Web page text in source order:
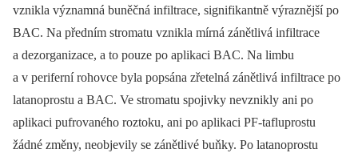
vznikla významná buněčná infiltrace, signifikantně výraznější po
BAC. Na předním stromatu vznikla mírná zánětlivá infiltrace
a dezorganizace, a to pouze po aplikaci BAC. Na limbu
a v periferní rohovce byla popsána zřetelná zánětlivá infiltrace po
latanoprostu a BAC. Ve stromatu spojivky nevznikly ani po
aplikaci pufrovaného roztoku, ani po aplikaci PF-tafluprostu
žádné změny, neobjevily se zánětlivé buňky. Po latanoprostu